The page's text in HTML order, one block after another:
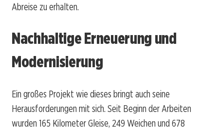
Abreise zu erhalten.
Nachhaltige Erneuerung und
Modernisierung
Ein großes Projekt wie dieses bringt auch seine
Herausforderungen mit sich. Seit Beginn der Arbeiten
wurden 165 Kilometer Gleise, 249 Weichen und 678